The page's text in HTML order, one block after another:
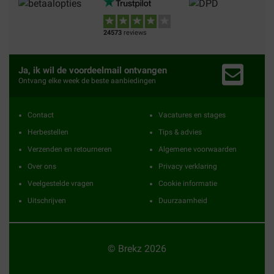
24573 reviews
Ja, ik wil de voordeelmail ontvangen
Ontvang elke week de beste aanbiedingen
Contact
Herbestellen
Verzenden en retourneren
Over ons
Veelgestelde vragen
Uitschrijven
Vacatures en stages
Tips & advies
Algemene voorwaarden
Privacy verklaring
Cookie informatie
Duurzaamheid
© Brekz 2026